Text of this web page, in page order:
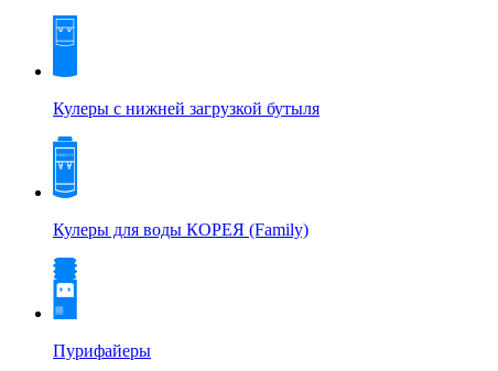
Кулеры с нижней загрузкой бутыля
Кулеры для воды КОРЕЯ (Family)
Пурифайеры